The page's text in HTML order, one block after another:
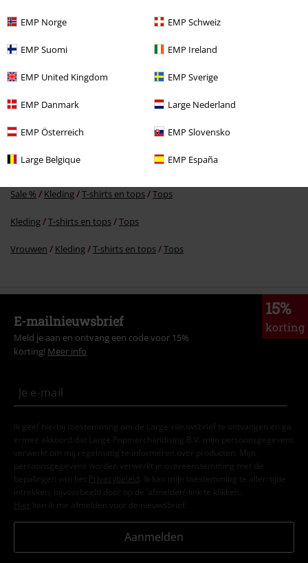
EMP Norge EMP Schweiz
EMP Suomi EMP Ireland
EMP United Kingdom EMP Sverige
EMP Danmark Large Nederland
EMP Österreich EMP Slovensko
Large Belgique EMP España
Kleding & accessoires Tops
Sale % Vrouwen T-shirts en tops Tops
Sale % Kleding T-shirts en tops Tops
Kleding T-shirts en tops Tops
Vrouwen Kleding T-shirts en tops Tops
15%
korting
E-mailnieuwsbrief
Meld je aan en ontvang een code voor 15%
korting! Meer info
Ik geef hierbij toestemming om de Large-nieuwsbrief te ontvangen en ga
ermee akkoord dat Large Popmerchandising B.V. mijn persoonsgegevens
verwerkt om mij regelmatig te informeren over producten. Mijn
persoonsgegevens worden verwerkt in overeenstemming met de
bepalingen van het
Privacybeleid . Ik kan mijn toestemming te allen tijde
intrekken, bijvoorbeeld door op de ‘afmelden’-link te klikken.
Hier kan ik me afmelden voor de nieuwsbrief.
Aanmelden